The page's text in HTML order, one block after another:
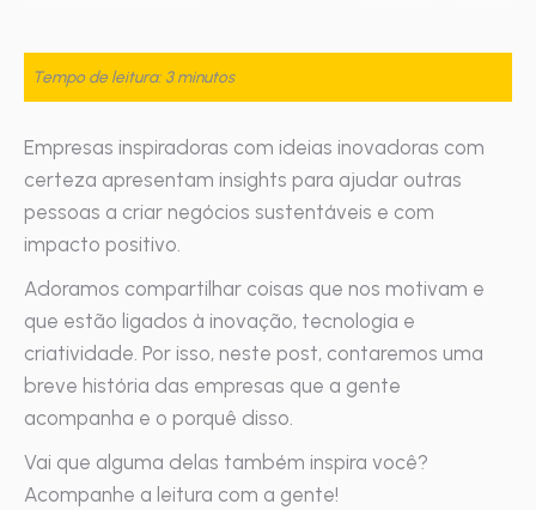
Tempo de leitura: 3 minutos
Empresas inspiradoras com ideias inovadoras com
certeza apresentam insights para ajudar outras
pessoas a criar negócios sustentáveis e com
impacto positivo.
Adoramos compartilhar coisas que nos motivam e
que estão ligados à inovação, tecnologia e
criatividade. Por isso, neste post, contaremos uma
breve história das empresas que a gente
acompanha e o porquê disso.
Vai que alguma delas também inspira você?
Acompanhe a leitura com a gente!